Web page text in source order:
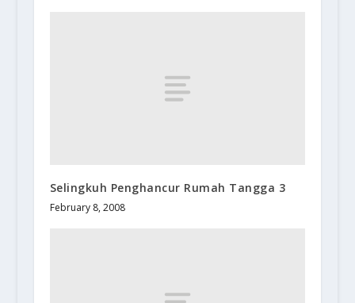
Selingkuh Penghancur Rumah Tangga 3
February 8, 2008